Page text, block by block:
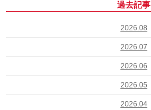
過去記事
2026.08
2026.07
2026.06
2026.05
2026.04